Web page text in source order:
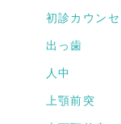
初診カウン
出っ歯
人中
上顎前突